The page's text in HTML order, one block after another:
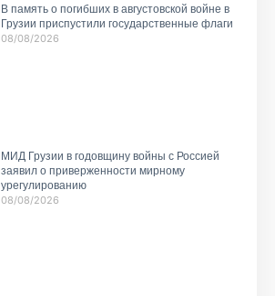
В память о погибших в августовской войне в
Грузии приспустили государственные флаги
08/08/2026
МИД Грузии в годовщину войны с Россией
заявил о приверженности мирному
урегулированию
08/08/2026